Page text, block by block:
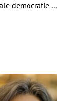
democratie ...